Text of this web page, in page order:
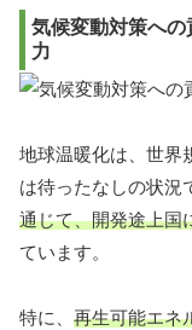
気候変動対策へ
力
地球温暖化は、世界
は待ったなしの状況
通じて、開発途上国
ています。
特に、 再生可能エネ